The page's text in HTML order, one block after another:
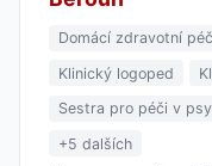
Domácí zdravotní
Klinický logoped
Sestra pro péči v
+5 dalších